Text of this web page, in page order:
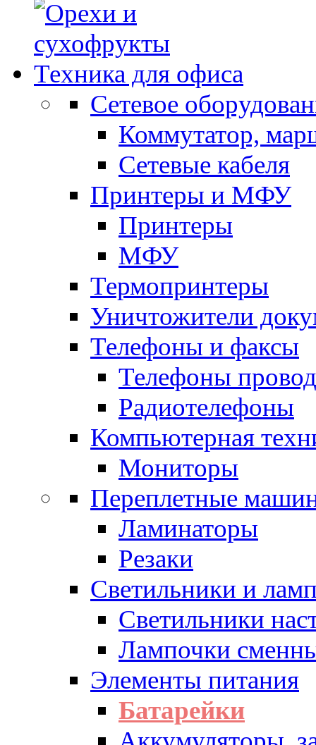
Техника для офиса
Сетевое
Коммутатор,
Сетевые кабеля
Принтеры и МФУ
Принтеры
МФУ
Термопринтеры
Уничтожители
Телефоны и факсы
Телефоны
Радиотелефоны
Компьютерная
Мониторы
Переплетные
Ламинаторы
Резаки
Светильники и
Светильники
Лампочки
Элементы питания
Батарейки